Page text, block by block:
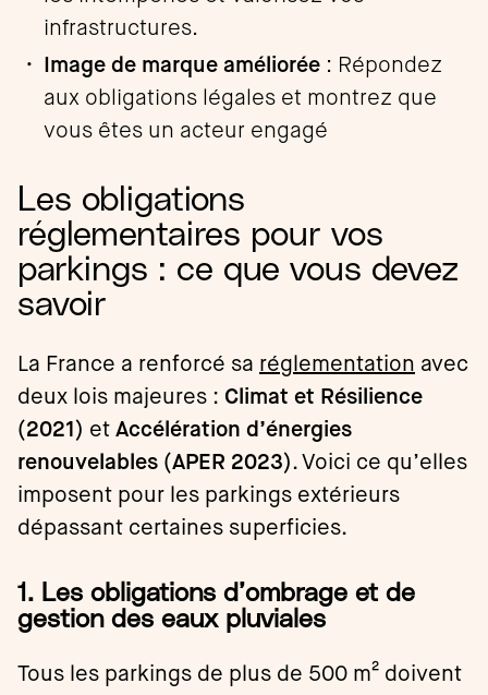
infrastructures.
Image de marque améliorée : Répondez
aux obligations légales et montrez que
vous êtes un acteur engagé
Les obligations
réglementaires pour vos
parkings : ce que vous devez
savoir
La France a renforcé sa réglementation avec
deux lois majeures : Climat et Résilience
(2021) et Accélération d’énergies
renouvelables (APER 2023). Voici ce qu’elles
imposent pour les parkings extérieurs
dépassant certaines superficies.
1. Les obligations d’ombrage et de
gestion des eaux pluviales
Tous les parkings de plus de 500 m² doivent